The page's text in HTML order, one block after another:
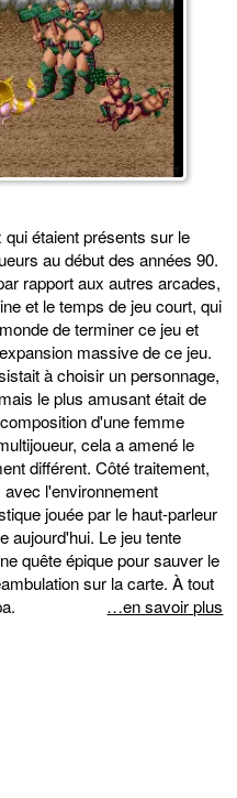
étaient présents sur le
au début des années 90.
rapport aux autres arcades,
et le temps de jeu court, qui
de terminer ce jeu et
massive de ce jeu.
à choisir un personnage,
le plus amusant était de
d'une femme
cela a amené le
différent. Côté traitement,
l'environnement
jouée par le haut-parleur
aujourd'hui. Le jeu tente
quête épique pour sauver le
sur la carte. À tout
…en savoir plus